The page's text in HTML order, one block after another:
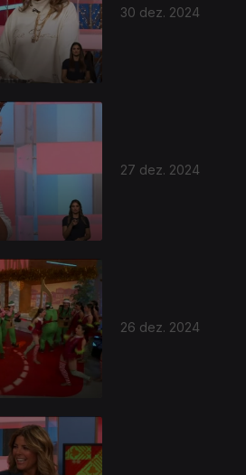
30 dez. 2024
27 dez. 2024
26 dez. 2024